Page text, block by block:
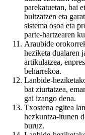
parekatuetan, bai
bultzatzen eta
sistema osoa eta
parte-hartzearen
Araubide
heziketa dualaren
artikulatzea,
beharrekoa.
Lanbide-
bat ziurtatzea,
gai izango dena.
Txostena egitea
hezkuntza-itunen
buruz.